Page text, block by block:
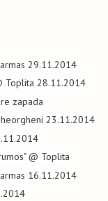
29.11.2014
Toplita 28.11.2014
zapada
23.11.2014
@ Toplita
16.11.2014